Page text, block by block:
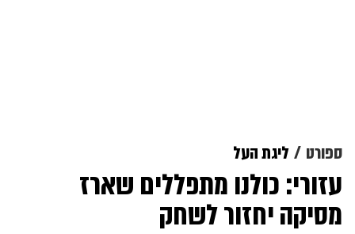
ספורט ליגת העל
עזורי: כולנו מתפללים שארז
מסיקה יחזור לשחק